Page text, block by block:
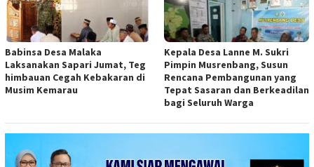
Babinsa Desa Malaka
Laksanakan Sapari Jumat, Teg
himbauan Cegah Kebakaran di
Musim Kemarau
Kepala Desa Lanne M. Sukri
Pimpin Musrenbang, Susun
Rencana Pembangunan yang
Tepat Sasaran dan Berkeadilan
bagi Seluruh Warga